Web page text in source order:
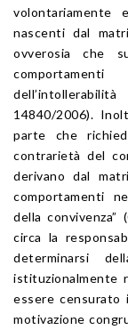
volontariamente
nascenti dal
ovverosia che
14840/2006).
parte che
contrarietà del
derivano dal
comportamenti
della convivenza”
circa la
determinarsi
istituzionalmente
essere
motivazione